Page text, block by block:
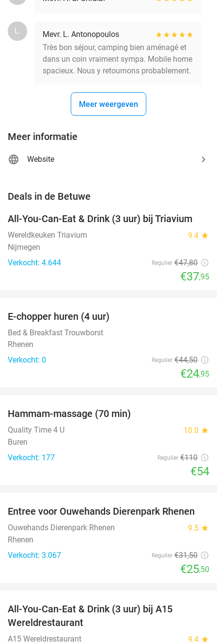
L.
Mevr. L. Antonopoulos
Très bon séjour, camping bien aménagé et
dans un coin vraiment sympa. Mobile home
spacieux. Nous y retournons probablement.
Meer weergeven
Meer informatie
Website
Deals in de Betuwe
21%
All-You-Can-Eat & Drink (3 uur) bij Triavium
Wereldkeuken Triavium 9.4 star
Nijmegen
Verkocht: 4.644
Regulier €47,80
€37,95
NEW
TODAY
E-chopper huren (4 uur)
Bed & Breakfast Trouwborst
Rhenen
Verkocht: 0
Regulier €44,50
€24,95
Hammam-massage (70 min)
Quality Time 4 U 10.0 star
Buren
Verkocht: 177
Regulier €110
€54
19%
Entree voor Ouwehands Dierenpark Rhenen
Ouwehands Dierenpark Rhenen 9.5 star
Rhenen
Verkocht: 3.067
Regulier €31,50
€25,50
All-You-Can-Eat & Drink (3 uur) bij A15
Wereldrestaurant
A15 Wereldrestaurant 9.4 star